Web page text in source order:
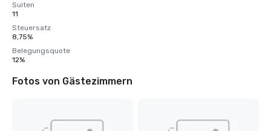
Suiten
11
Steuersatz
8,75%
Belegungsquote
12%
Fotos von Gästezimmern